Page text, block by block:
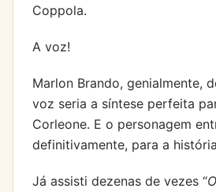
Coppola.
A voz!
Marlon Brando, genialmente,
voz seria a síntese perfeita
Corleone. E o personagem
definitivamente, para a
Já assisti dezenas de vezes “